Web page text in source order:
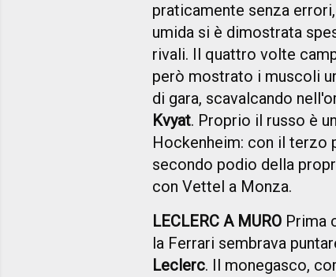
praticamente senza
umida si è dimostrata
rivali. Il quattro volte
però mostrato i muscoli
di gara, scavalcando
Kvyat. Proprio il russo è
Hockenheim: con il terzo
secondo podio della
con Vettel a Monza.
LECLERC A MURO Prima
la Ferrari sembrava
Leclerc. Il monegasco,